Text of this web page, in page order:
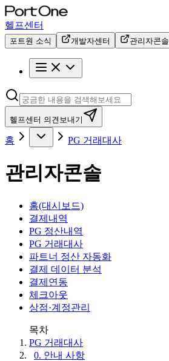
헬프센터
포트원 소식 개발자센터 관리자콘솔
헬프센터 의견보내기
홈 PG 거래대사
관리자콘솔
홈(대시보드)
결제내역
PG 정산내역
PG 거래대사
파트너 정산 자동화
결제 데이터 분석
결제연동
체크아웃
상점·계정관리
목차
PG 거래대사
0. 안내 사항